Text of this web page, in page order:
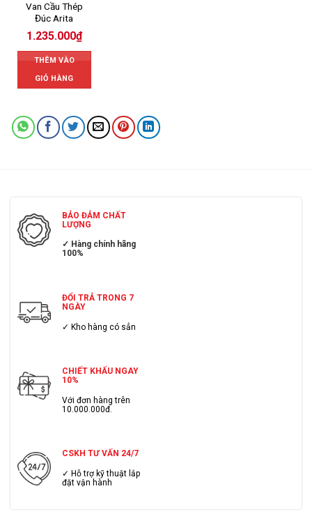
Van Cầu Thép
Đúc Arita
1.235.000₫
THÊM VÀO
GIỎ HÀNG
BẢO ĐẢM CHẤT
LƯỢNG
✓ Hàng chính hãng
100%
ĐỔI TRẢ TRONG 7
NGÀY
✓ Kho hàng có sẳn
CHIẾT KHẤU NGAY
10%
Với đơn hàng trên
10.000.000đ.
CSKH TƯ VẤN 24/7
✓ Hỗ trợ kỹ thuật lắp
đặt vận hành